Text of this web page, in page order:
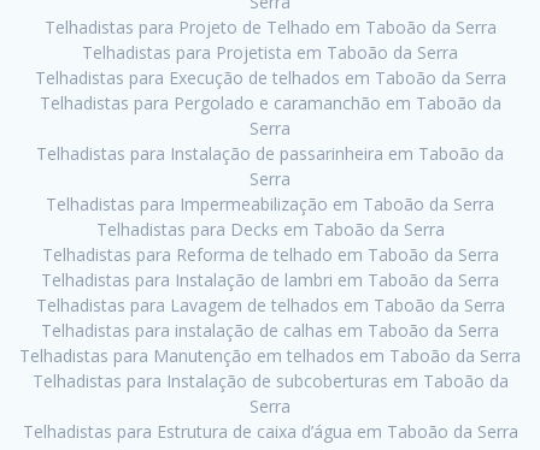
Telhadistas para Projeto de Telhado em Taboão da Serra
Telhadistas para Projetista em Taboão da Serra
Telhadistas para Execução de telhados em Taboão da Serra
Telhadistas para Pergolado e caramanchão em Taboão da
Serra
Telhadistas para Instalação de passarinheira em Taboão da
Serra
Telhadistas para Impermeabilização em Taboão da Serra
Telhadistas para Decks em Taboão da Serra
Telhadistas para Reforma de telhado em Taboão da Serra
Telhadistas para Instalação de lambri em Taboão da Serra
Telhadistas para Lavagem de telhados em Taboão da Serra
Telhadistas para instalação de calhas em Taboão da Serra
Telhadistas para Manutenção em telhados em Taboão da Serra
Telhadistas para Instalação de subcoberturas em Taboão da
Serra
Telhadistas para Estrutura de caixa d’água em Taboão da Serra